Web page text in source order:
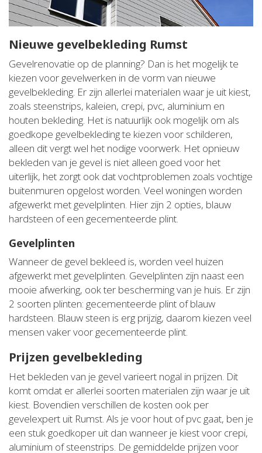
Nieuwe gevelbekleding Rumst
Gevelrenovatie op de planning? Dan is het mogelijk te
kiezen voor gevelwerken in de vorm van nieuwe
gevelbekleding. Er zijn allerlei materialen waar je uit kiest,
zoals steenstrips, kaleien, crepi, pvc, aluminium en
houten bekleding. Het is natuurlijk ook mogelijk om als
goedkope gevelbekleding te kiezen voor schilderen,
alleen dit vergt wel het nodige voorwerk. Het opnieuw
bekleden van je gevel is niet alleen goed voor het
uiterlijk, het zorgt ook dat vochtproblemen zoals vochtige
buitenmuren opgelost worden. Veel woningen worden
afgewerkt met gevelplinten. Hier zijn 2 opties, blauw
hardsteen of een gecementeerde plint.
Gevelplinten
Wanneer de gevel bekleed is, worden veel huizen
afgewerkt met gevelplinten. Gevelplinten zijn naast een
mooie afwerking, ook ter bescherming van je huis. Er zijn
2 soorten plinten: gecementeerde plint of blauw
hardsteen. Blauw steen is erg prijzig, daarom kiezen veel
mensen vaker voor gecementeerde plint.
Prijzen gevelbekleding
Het bekleden van je gevel varieert nogal in prijzen. Dit
komt omdat er allerlei soorten materialen zijn waar je uit
kiest. Bovendien verschillen de kosten ook per
gevelexpert uit Rumst. Als je voor hout of pvc gaat, ben je
een stuk goedkoper uit dan wanneer je kiest voor crepi,
aluminium of steenstrips. De gemiddelde prijzen voor